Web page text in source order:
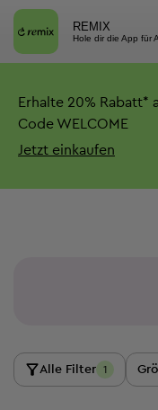
REMIX
Hole dir die App für
Erhalte 20% Rabatt*
Code WELCOME
Jetzt einkaufen
Alle Filter 1